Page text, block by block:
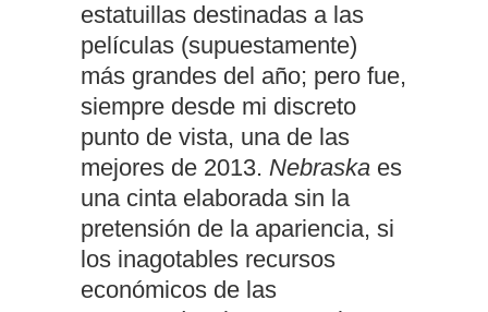
estatuillas destinadas a las
películas (supuestamente)
más grandes del año; pero fue,
siempre desde mi discreto
punto de vista, una de las
mejores de 2013. Nebraska es
una cinta elaborada sin la
pretensión de la apariencia, si
los inagotables recursos
económicos de las